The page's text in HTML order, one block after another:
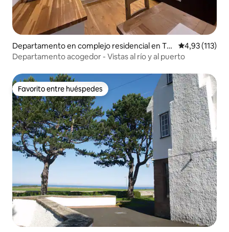
Departamento en complejo residencial en Tw
eedmouth
Calificación
4,93 (113)
Departamento acogedor - Vistas al río y al puerto
Favorito entre huéspedes
Favorito entre huéspedes